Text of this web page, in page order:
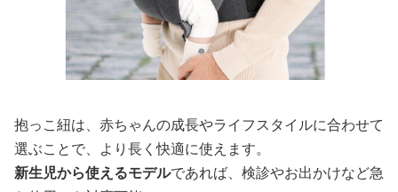
抱っこ紐は、赤ちゃんの成長やライフスタイルに合わせて
選ぶことで、より長く快適に使えます。
新生児から使えるモデルであれば、検診やお出かけなど急